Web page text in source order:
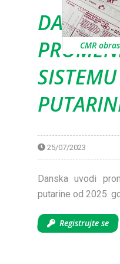
CMR
DANSKA
25/07/2023
Danska uvodi
putarine od 2025.
Registrujte se